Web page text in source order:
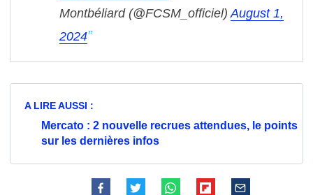
Montbéliard (@FCSM_officiel) August 1,
2024
A LIRE AUSSI :
Mercato : 2 nouvelle recrues attendues, le points
sur les dernières infos